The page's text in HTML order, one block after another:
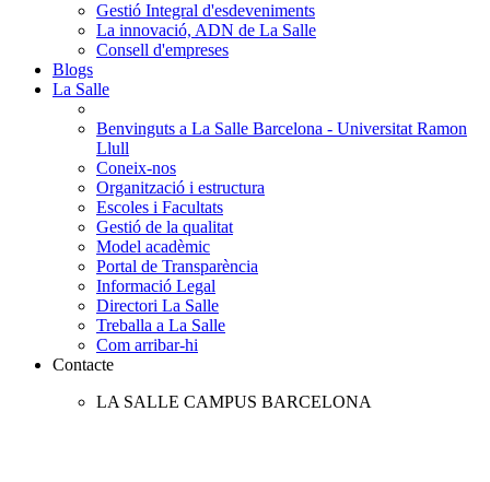
Gestió Integral d'esdeveniments
La innovació, ADN de La Salle
Consell d'empreses
Blogs
La Salle
Benvinguts a La Salle Barcelona - Universitat Ramon
Llull
Coneix-nos
Organització i estructura
Escoles i Facultats
Gestió de la qualitat
Model acadèmic
Portal de Transparència
Informació Legal
Directori La Salle
Treballa a La Salle
Com arribar-hi
Contacte
LA SALLE CAMPUS BARCELONA